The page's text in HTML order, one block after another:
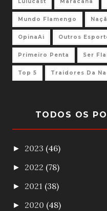
Lulucast Maracanã
Mundo Flamengo
OpinaAi Outros
Primeiro Penta Ser
Top 5 Traidores Da
TODOS OS
► 2023 (46)
► 2022 (78)
► 2021 (38)
► 2020 (48)